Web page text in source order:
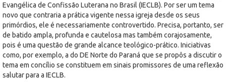
Evangélica de Confissão Luterana no Brasil (IECLB). Por ser um tema
novo que contraria a prática vigente nessa igreja desde os seus
primórdios, ele é necessariamente controvertido. Precisa, portanto, ser
de batido ampla, profunda e cautelosa mas também corajosamente,
pois é uma questão de grande alcance teológico-prático. Iniciativas
como, por exemplo, a do DE Norte do Paraná que se propôs a discutir o
tema em concílio se constituem em sinais promissores de uma reflexão
salutar para a IECLB.